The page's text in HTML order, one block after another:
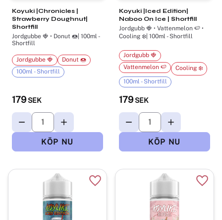
Koyuki |Chronicles |
Strawberry Doughnut|
Shortfill
Jordgubbe 🍓 • Donut 🍩| 100ml -
Shortfill
179 SEK
Jordgubbe 🍓
Donut 🍩
100ml - Shortfill
Koyuki |Iced Edition|
Naboo On Ice | Shortfill
Jordgubb 🍓 • Vattenmelon 🍉 •
Cooling ❄️| 100ml - Shortfill
179 SEK
Jordgubb 🍓
Vattenmelon 🍉
Cooling ❄️
100ml - Shortfill
Lägg till i favoriter